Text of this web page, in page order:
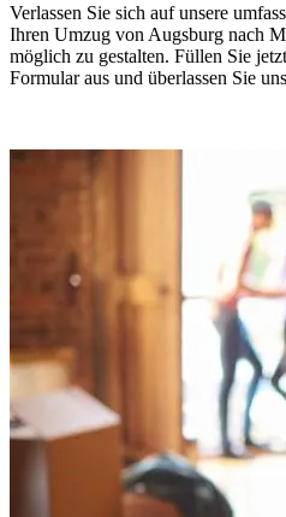
Verlassen Sie sich auf unsere
Ihren Umzug von Augsburg nach
möglich zu gestalten. Füllen Sie
Formular aus und überlassen Sie